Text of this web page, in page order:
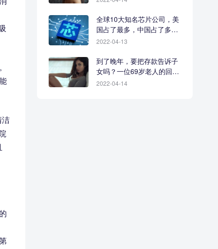
全球10大知名芯片公司，美
国占了最多，中国占了多
少？
2022-04-13
到了晚年，要把存款告诉子
女吗？一位69岁老人的回答
很现实
2022-04-14